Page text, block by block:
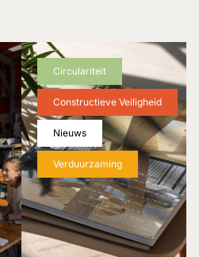
Circulariteit
Constructieve Veiligheid
Nieuws
Verduurzaming